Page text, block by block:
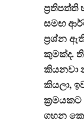
ප්‍රතිපත්ති
සමඟ
ප්‍රශ්න
කුමක්ද.
කියනවා
කියලා,
ක්‍රමයකට
ගහන